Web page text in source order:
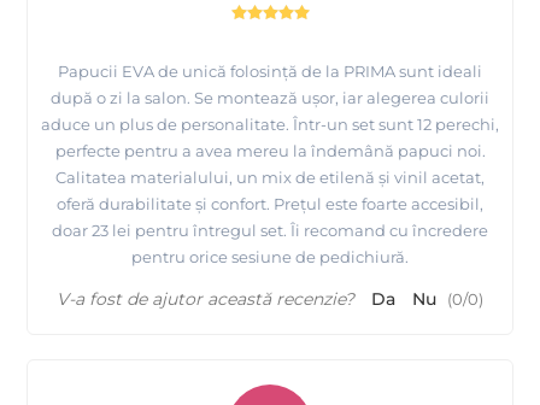
Papucii EVA de unică folosință de la PRIMA sunt ideali
după o zi la salon. Se montează ușor, iar alegerea culorii
aduce un plus de personalitate. Într-un set sunt 12 perechi,
perfecte pentru a avea mereu la îndemână papuci noi.
Calitatea materialului, un mix de etilenă și vinil acetat,
oferă durabilitate și confort. Prețul este foarte accesibil,
doar 23 lei pentru întregul set. Îi recomand cu încredere
pentru orice sesiune de pedichiură.
V-a fost de ajutor această recenzie? Da Nu (0/0)